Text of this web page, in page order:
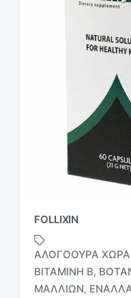
FOLLIXIN
ΑΛΟΓΟΟΥΡΆ
ΒΙΤΑΜΊΝΗ Β,
ΜΑΛΛΙΏΝ,